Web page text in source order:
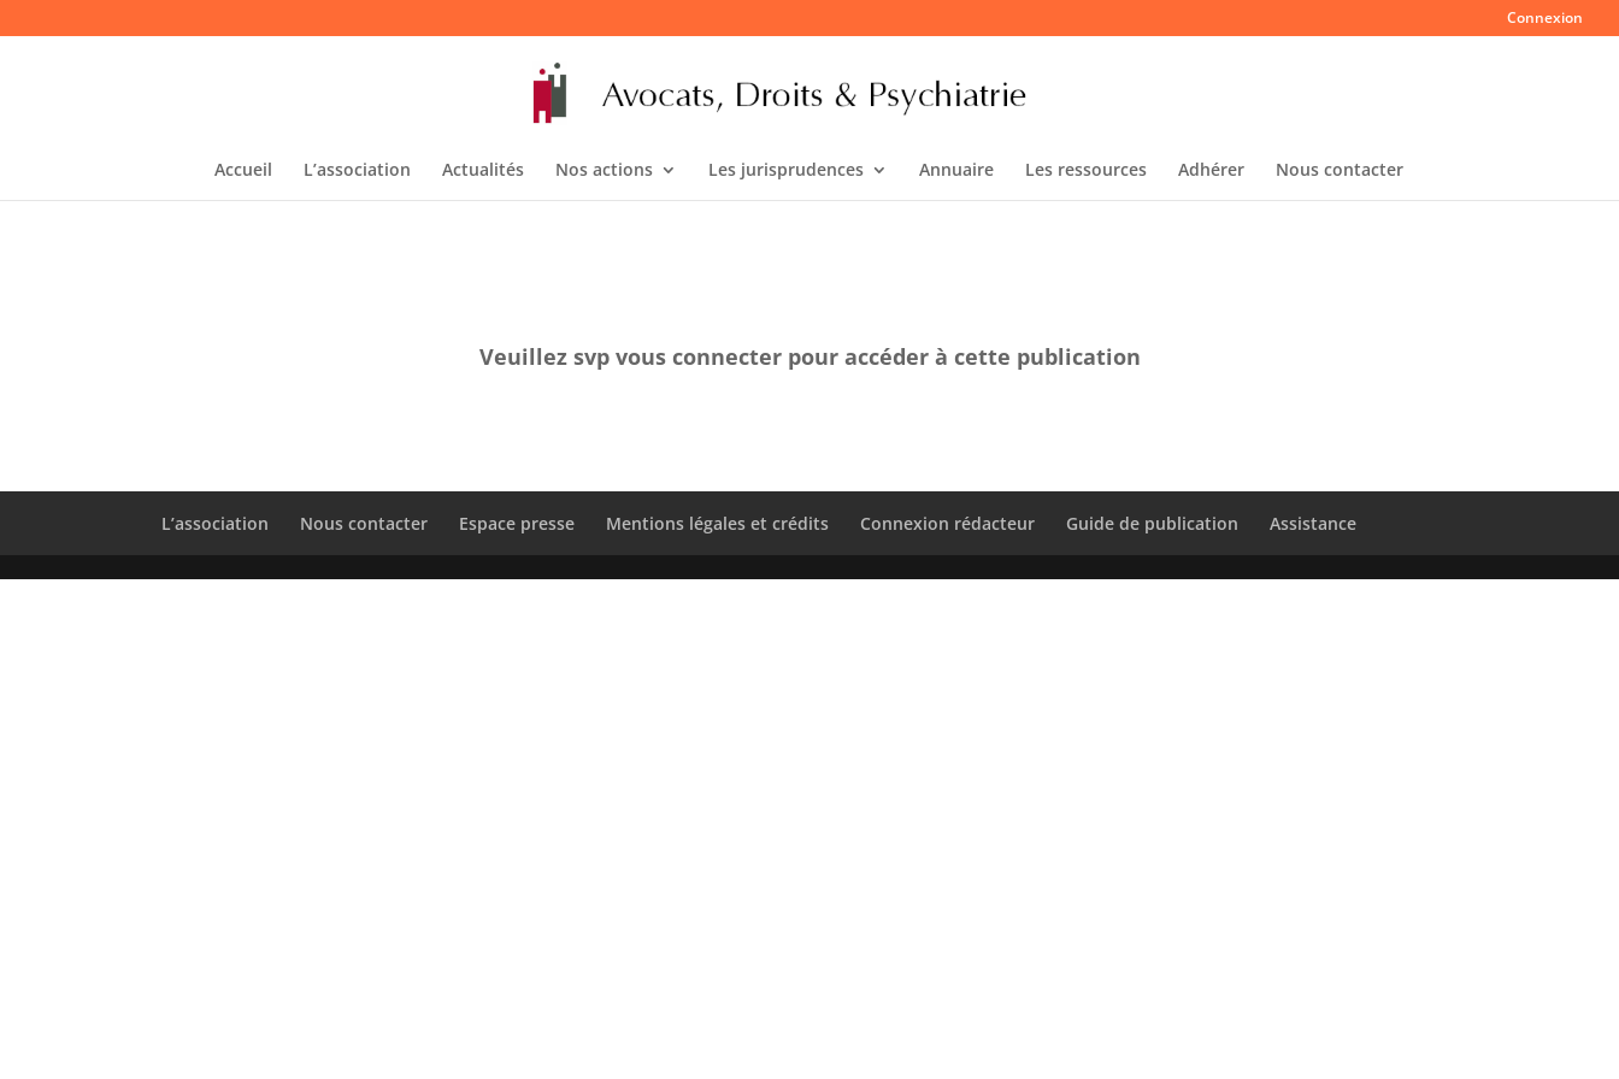
Connexion
Accueil L’association Actualités Nos actions Les jurisprudences Annuaire Les ressources Adhérer Nous contacter
Veuillez svp vous connecter pour accéder à cette publication
L’association Nous contacter Espace presse Mentions légales et crédits Connexion rédacteur Guide de publication Assistance